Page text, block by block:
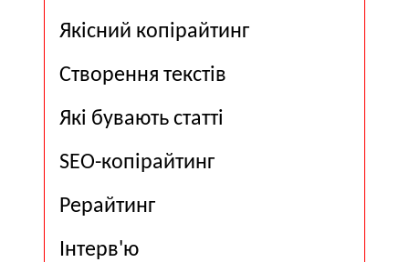
Якісний копірайтинг
Створення текстів
Які бувають статті
SEO-копірайтинг
Рерайтинг
Інтерв'ю